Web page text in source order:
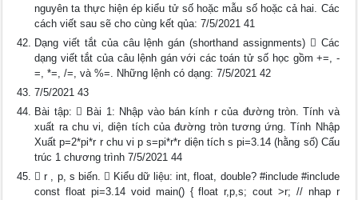
nguyên ta thực hiện ép kiểu tử số hoặc mẫu số hoặc cả hai. Các
cách viết sau sẽ cho cùng kết qủa: 7/5/2021 41
Dạng viết tắt của câu lệnh gán (shorthand assignments)  Các
dạng viết tắt của câu lệnh gán với các toán tử số học gồm +=, -
=, *=, /=, và %=. Những lệnh có dạng: 7/5/2021 42
7/5/2021 43
Bài tập:  Bài 1: Nhập vào bán kính r của đường tròn. Tính và
xuất ra chu vi, diện tích của đường tròn tương ứng. Tính Nhập
Xuất p=2*pi*r r chu vi p s=pi*r*r diện tích s pi=3.14 (hằng số) Cấu
trúc 1 chương trình 7/5/2021 44
 r , p, s biến.  Kiểu dữ liệu: int, float, double? #include #include
const float pi=3.14 void main() { float r,p,s; cout >r; // nhap r